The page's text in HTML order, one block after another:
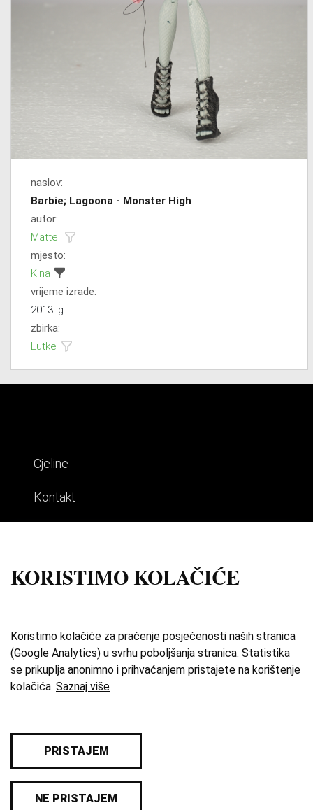
naslov:
Barbie; Lagoona - Monster High
autor:
Mattel
mjesto:
Kina
vrijeme izrade:
2013. g.
zbirka:
Lutke
© 2026 Sva prava pridržana. Hrvatski školski
Cjeline
Kontakt
O zbirci
Katalog
Pravila privatnosti
KORISTIMO KOLAČIĆE
Koristimo kolačiće za praćenje posjećenosti naših stranica
(Google Analytics) u svrhu poboljšanja stranica. Statistika
se prikuplja anonimno i prihvaćanjem pristajete na korištenje
kolačića. Saznaj više
PRISTAJEM
NE PRISTAJEM